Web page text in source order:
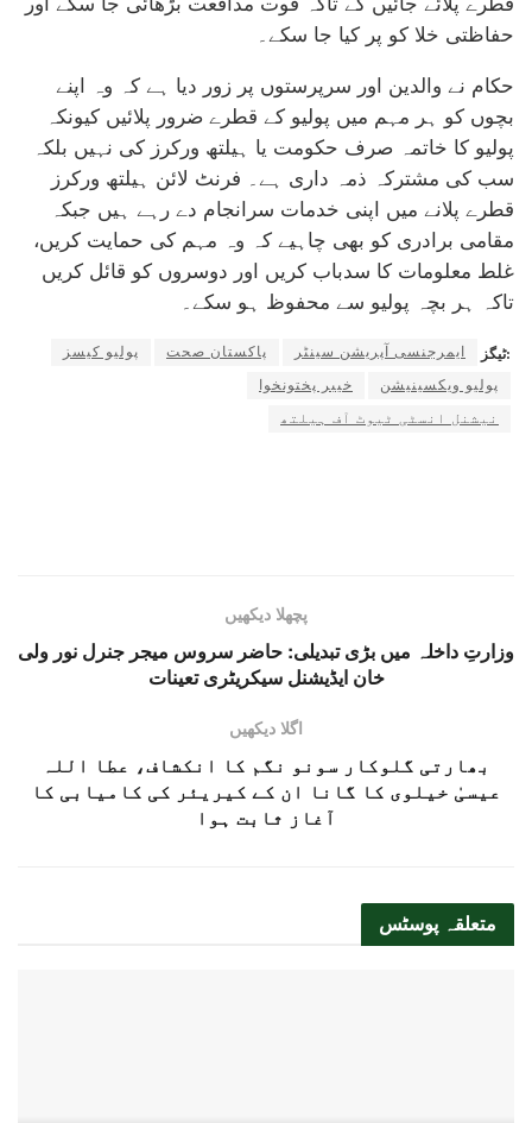
حفاظتی خلا کو پر کیا جا سکے۔
حکام نے والدین اور سرپرستوں پر زور دیا ہے کہ وہ اپنے
بچوں کو ہر مہم میں پولیو کے قطرے ضرور پلائیں کیونکہ
پولیو کا خاتمہ صرف حکومت یا ہیلتھ ورکرز کی نہیں بلکہ
سب کی مشترکہ ذمہ داری ہے۔ فرنٹ لائن ہیلتھ ورکرز
قطرے پلانے میں اپنی خدمات سرانجام دے رہے ہیں جبکہ
مقامی برادری کو بھی چاہیے کہ وہ مہم کی حمایت کریں،
غلط معلومات کا سدباب کریں اور دوسروں کو قائل کریں
تاکہ ہر بچہ پولیو سے محفوظ ہو سکے۔
ٹیگز: ایمرجنسی آپریشن سینٹر پاکستان صحت
پولیو کیسز
پولیو ویکسینیشن
خیبر پختونخوا
نیشنل انسٹی ٹیوٹ آف ہیلتھ
پچھلا دیکھیں
وزارتِ داخلہ میں بڑی تبدیلی: حاضر سروس میجر جنرل نور ولی
خان ایڈیشنل سیکریٹری تعینات
اگلا دیکھیں
بھارتی گلوکار سونو نگم کا انکشاف، عطا اللہ
عیسیٰ خیلوی کا گانا ان کے کیریئر کی کامیابی کا
آغاز ثابت ہوا
متعلقہ پوسٹس